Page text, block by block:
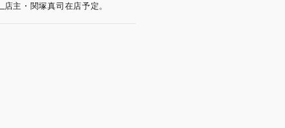
店主・関塚真司在店予定。